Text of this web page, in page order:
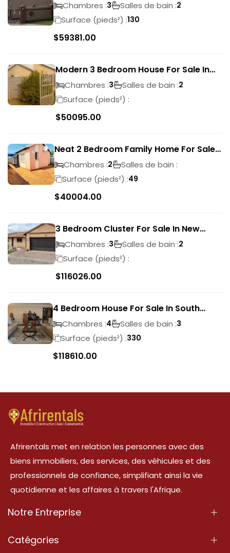
Chambres :3 Salles de bain :2
Surface (pieds²) :130
$59381.00
Modern 3 Bedroom House For Sale In
Albertsdal
Chambres :3 Salles de bain :2
Surface (pieds²) :
$50095.00
Neat 2 Bedroom Family Home For Sale
In Sky City
Chambres :2
Salles de bain :
Surface (pieds²) :49
$40004.00
3 Bedroom Cluster For Sale In New
Market Park
Chambres :3 Salles de bain :2
Surface (pieds²) :
$116026.00
4 Bedroom House For Sale In South
CrestChambres :4 Salles de bain :3
Surface (pieds²) :330
$118610.00
Afrirentals met en relation les personnes avec des
biens immobiliers, des services, des véhicules et des
professionnels de confiance, simplifiant ainsi la vie
quotidienne et les affaires à travers l'Afrique.
Notre Entreprise
À Propos
Catégories